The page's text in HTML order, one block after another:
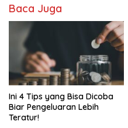
Baca Juga
Ini 4 Tips yang Bisa Dicoba
Biar Pengeluaran Lebih
Teratur!